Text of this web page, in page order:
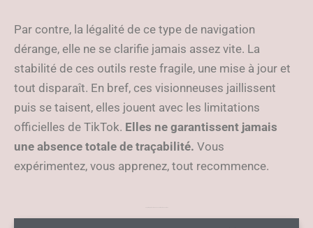
Par contre, la légalité de ce type de navigation
dérange, elle ne se clarifie jamais assez vite. La
stabilité de ces outils reste fragile, une mise à jour et
tout disparaît. En bref, ces visionneuses jaillissent
puis se taisent, elles jouent avec les limitations
officielles de TikTok. Elles ne garantissent jamais
une absence totale de traçabilité. Vous
expérimentez, vous apprenez, tout recommence.